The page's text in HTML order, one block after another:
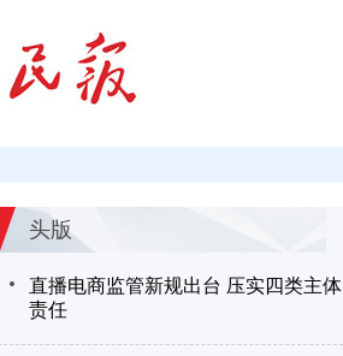
头版
直播电商监管新规出台 压实四类主体
责任